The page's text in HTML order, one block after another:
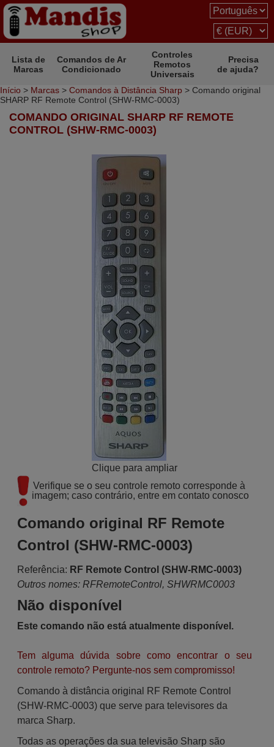
Lista de
Marcas
Comandos de Ar
Condicionado
Controles
Remotos
Universais
Precisa
de ajuda?
Início > Marcas > Comandos à Distância Sharp > Comando original
SHARP RF Remote Control (SHW-RMC-0003)
COMANDO ORIGINAL SHARP RF REMOTE
CONTROL (SHW-RMC-0003)
Clique para ampliar
Verifique se o seu controle remoto corresponde à
imagem; caso contrário, entre em contato conosco
Comando original RF Remote
Control (SHW-RMC-0003)
Referência: RF Remote Control (SHW-RMC-0003)
Outros nomes: RFRemoteControl, SHWRMC0003
Não disponível
Este comando não está atualmente disponível.
Tem alguma dúvida sobre como encontrar o seu
controle remoto? Pergunte-nos sem compromisso!
Comando à distância original RF Remote Control
(SHW-RMC-0003) que serve para televisores da
marca Sharp.
Todas as operações da sua televisão Sharp são